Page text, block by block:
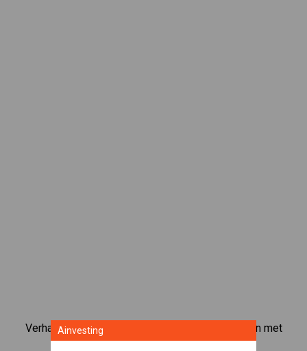
Verhandel meer dan 1000 internationale aandelen met
het CFD-handelsplatform van Ainvesting.
Ainvesting